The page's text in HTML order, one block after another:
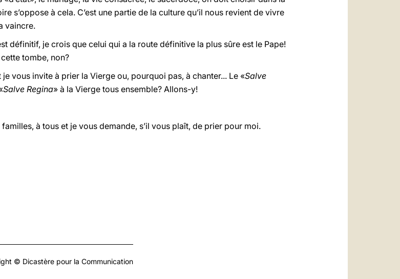
s’oppose à cela. C’est une partie de la culture qu’il nous revient de vivre
vaincre.
définitif, je crois que celui qui a la route définitive la plus sûre est le Pape!
tombe, non?
vous invite à prier la Vierge ou, pourquoi pas, à chanter... Le «Salve
Salve Regina» à la Vierge tous ensemble? Allons-y!
à tous et je vous demande, s’il vous plaît, de prier pour moi.
© Dicastère pour la Communication